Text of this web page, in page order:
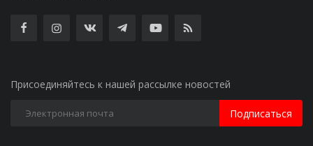
Присоединяйтесь к нашей рассылке новостей
Подписаться